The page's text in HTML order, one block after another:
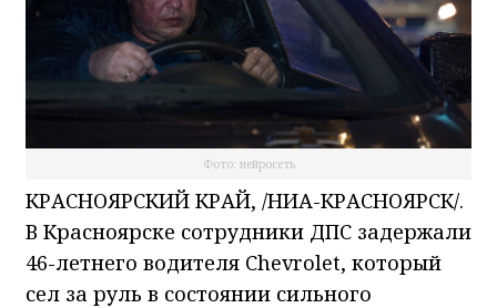
Фото: нейросеть
КРАСНОЯРСКИЙ КРАЙ, /НИА-КРАСНОЯРСК/.
В Красноярске сотрудники ДПС задержали
46-летнего водителя Chevrolet, который
сел за руль в состоянии сильного